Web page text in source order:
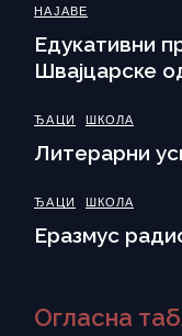
НАЈАВЕ
Eдукативни
Швајцарске
ЂАЦИ ШКОЛА
Литерарни
ЂАЦИ ШКОЛА
Еразмус
Огласна